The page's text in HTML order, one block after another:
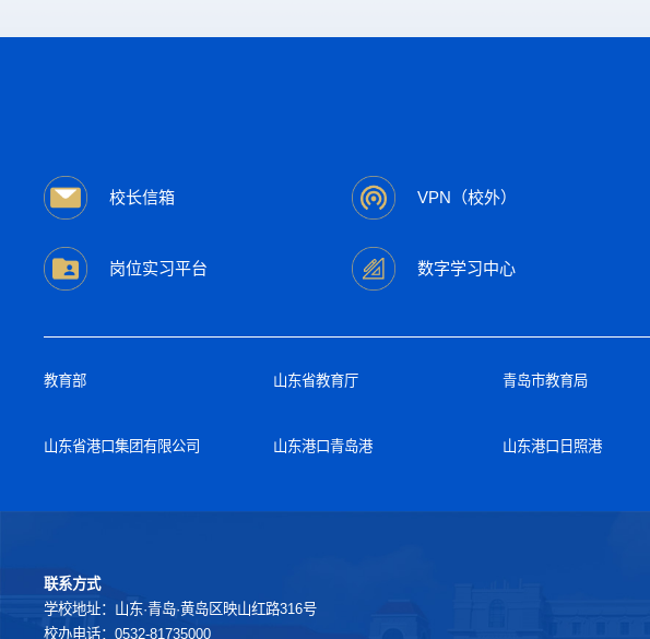
校长信箱 VPN（校外）
岗位实习平台 数字学习中心
教育部 山东省教育厅 青岛市教育局
山东省港口集团有限公司 山东港口青岛港 山东港口日照港
联系方式
学校地址：山东·青岛·黄岛区映山红路316号
校办电话：0532-81735000